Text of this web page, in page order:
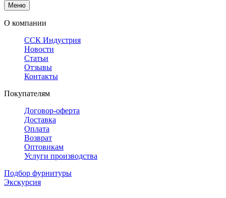
Меню
О компании
ССК Индустрия
Новости
Статьи
Отзывы
Контакты
Покупателям
Договор-оферта
Доставка
Оплата
Возврат
Оптовикам
Услуги производства
Подбор фурнитуры
Экскурсия